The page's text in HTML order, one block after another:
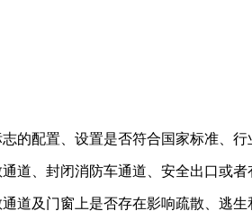
的配置、设置是否符合国家标准、行
道、封闭消防车通道、安全出口或
道及门窗上是否存在影响疏散、逃生